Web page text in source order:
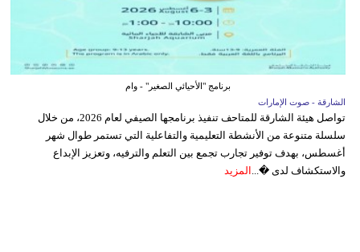
برنامج "الأحيائي الصغير" - وام
الشارقة - صوت الإمارات
تواصل هيئة الشارقة للمتاحف تنفيذ برنامجها الصيفي لعام 2026، من خلال
سلسلة متنوعة من الأنشطة التعليمية والتفاعلية التي تستمر طوال شهر
أغسطس، بهدف توفير تجارب تجمع بين التعلم والترفيه، وتعزيز الإبداع
والاستكشاف لدى �... المزيد